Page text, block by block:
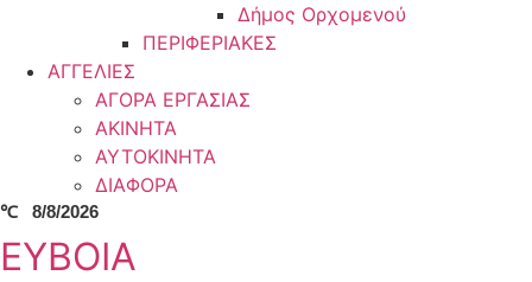
Δήμος Ορχομενού
ΠΕΡΙΦΕΡΙΑΚΕΣ
ΑΓΓΕΛΙΕΣ
ΑΓΟΡΑ ΕΡΓΑΣΙΑΣ
ΑΚΙΝΗΤΑ
ΑΥΤΟΚΙΝΗΤΑ
ΔΙΑΦΟΡΑ
℃ 8/8/2026
ΕΥΒΟΙΑ